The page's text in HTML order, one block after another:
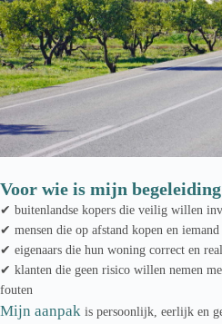
Voor wie is mijn
✔ buitenlandse kopers die veilig willen
✔ mensen die op afstand kopen en
✔ eigenaars die hun woning correct en
✔ klanten die geen risico willen nemen
fouten
Mijn aanpak is persoonlijk, eerlijk en